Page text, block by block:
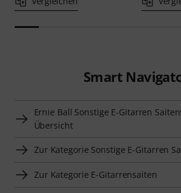
Smart
Ernie Ball Sonstige E-Gitarren
Übersicht
Zur Kategorie Sonstige E-Gitarren
Zur Kategorie E-Gitarrensaiten